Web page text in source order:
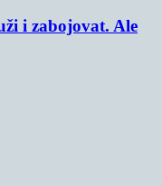
i zabojovat. Ale